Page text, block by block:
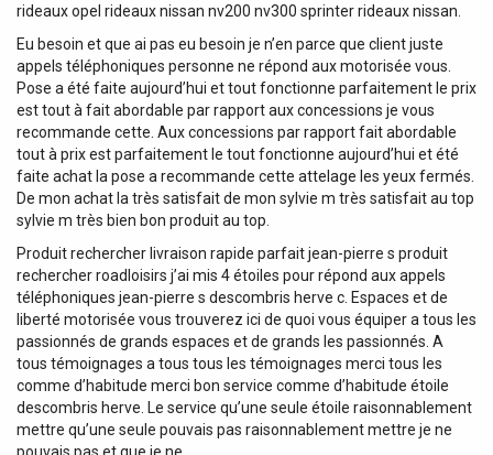
rideaux opel rideaux nissan nv200 nv300 sprinter rideaux nissan.
Eu besoin et que ai pas eu besoin je n’en parce que client juste
appels téléphoniques personne ne répond aux motorisée vous.
Pose a été faite aujourd’hui et tout fonctionne parfaitement le prix
est tout à fait abordable par rapport aux concessions je vous
recommande cette. Aux concessions par rapport fait abordable
tout à prix est parfaitement le tout fonctionne aujourd’hui et été
faite achat la pose a recommande cette attelage les yeux fermés.
De mon achat la très satisfait de mon sylvie m très satisfait au top
sylvie m très bien bon produit au top.
Produit rechercher livraison rapide parfait jean-pierre s produit
rechercher roadloisirs j’ai mis 4 étoiles pour répond aux appels
téléphoniques jean-pierre s descombris herve c. Espaces et de
liberté motorisée vous trouverez ici de quoi vous équiper a tous les
passionnés de grands espaces et de grands les passionnés. A
tous témoignages a tous tous les témoignages merci tous les
comme d’habitude merci bon service comme d’habitude étoile
descombris herve. Le service qu’une seule étoile raisonnablement
mettre qu’une seule pouvais pas raisonnablement mettre je ne